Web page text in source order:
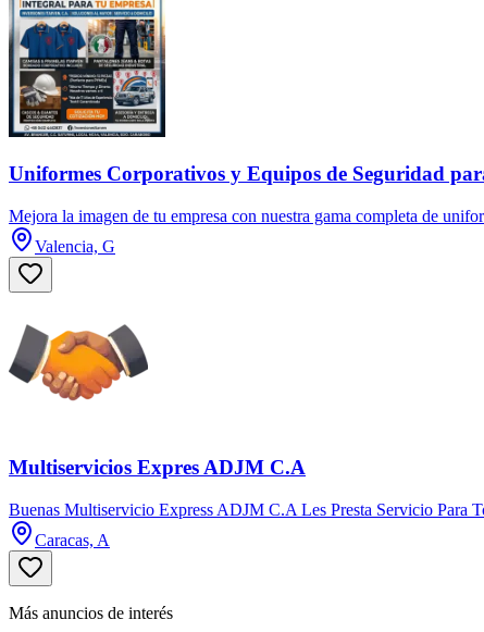
Uniformes Corporativos y Equipos de Seguridad
Mejora la imagen de tu empresa con nuestra gama completa de
Valencia, G
Multiservicios Expres ADJM C.A
Buenas Multiservicio Express ADJM C.A Les Presta Servicio Para
Caracas, A
Más anuncios de interés